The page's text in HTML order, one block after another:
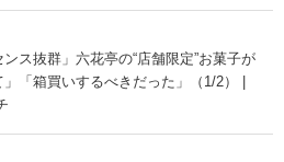
ンス抜群」六花亭の“店舗限定”お菓子が
「箱買いするべきだった」（1/2） |